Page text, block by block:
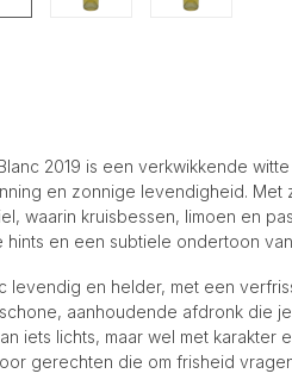
2019 is een verkwikkende
en zonnige levendigheid. Met
waarin kruisbessen, limoen en
en een subtiele ondertoon
levendig en helder, met een
aanhoudende afdronk die
iets lichts, maar wel met karakter
gerechten die om frisheid